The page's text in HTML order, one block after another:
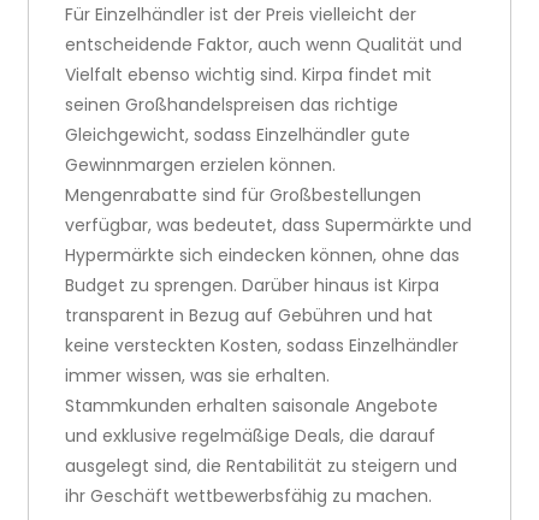
Für Einzelhändler ist der Preis vielleicht der
entscheidende Faktor, auch wenn Qualität und
Vielfalt ebenso wichtig sind. Kirpa findet mit
seinen Großhandelspreisen das richtige
Gleichgewicht, sodass Einzelhändler gute
Gewinnmargen erzielen können.
Mengenrabatte sind für Großbestellungen
verfügbar, was bedeutet, dass Supermärkte und
Hypermärkte sich eindecken können, ohne das
Budget zu sprengen. Darüber hinaus ist Kirpa
transparent in Bezug auf Gebühren und hat
keine versteckten Kosten, sodass Einzelhändler
immer wissen, was sie erhalten.
Stammkunden erhalten saisonale Angebote
und exklusive regelmäßige Deals, die darauf
ausgelegt sind, die Rentabilität zu steigern und
ihr Geschäft wettbewerbsfähig zu machen.